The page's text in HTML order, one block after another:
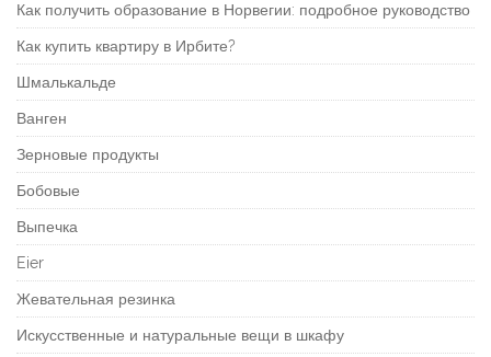
Как получить образование в Норвегии: подробное руководство
Как купить квартиру в Ирбите?
Шмалькальде
Ванген
Зерновые продукты
Бобовые
Выпечка
Eier
Жевательная резинка
Искусственные и натуральные вещи в шкафу